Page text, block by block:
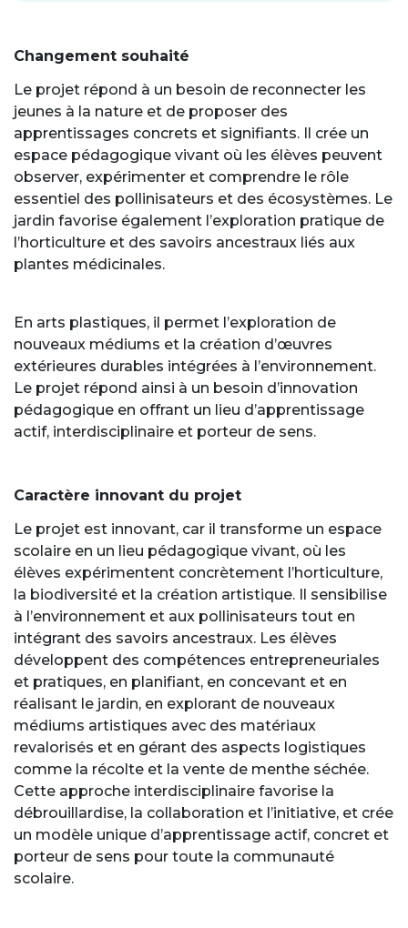
Changement souhaité
Le projet répond à un besoin de reconnecter les
jeunes à la nature et de proposer des
apprentissages concrets et signifiants. Il crée un
espace pédagogique vivant où les élèves peuvent
observer, expérimenter et comprendre le rôle
essentiel des pollinisateurs et des écosystèmes. Le
jardin favorise également l’exploration pratique de
l’horticulture et des savoirs ancestraux liés aux
plantes médicinales.
En arts plastiques, il permet l’exploration de
nouveaux médiums et la création d’œuvres
extérieures durables intégrées à l’environnement.
Le projet répond ainsi à un besoin d’innovation
pédagogique en offrant un lieu d’apprentissage
actif, interdisciplinaire et porteur de sens.
Caractère innovant du projet
Le projet est innovant, car il transforme un espace
scolaire en un lieu pédagogique vivant, où les
élèves expérimentent concrètement l’horticulture,
la biodiversité et la création artistique. Il sensibilise
à l’environnement et aux pollinisateurs tout en
intégrant des savoirs ancestraux. Les élèves
développent des compétences entrepreneuriales
et pratiques, en planifiant, en concevant et en
réalisant le jardin, en explorant de nouveaux
médiums artistiques avec des matériaux
revalorisés et en gérant des aspects logistiques
comme la récolte et la vente de menthe séchée.
Cette approche interdisciplinaire favorise la
débrouillardise, la collaboration et l’initiative, et crée
un modèle unique d’apprentissage actif, concret et
porteur de sens pour toute la communauté
scolaire.